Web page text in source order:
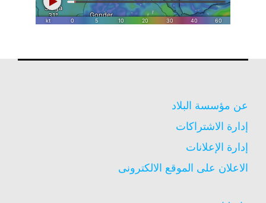
عن مؤسسة البلاد
إدارة الاشتراكات
إدارة الإعلانات
الاعلان على الموقع الالكترونى